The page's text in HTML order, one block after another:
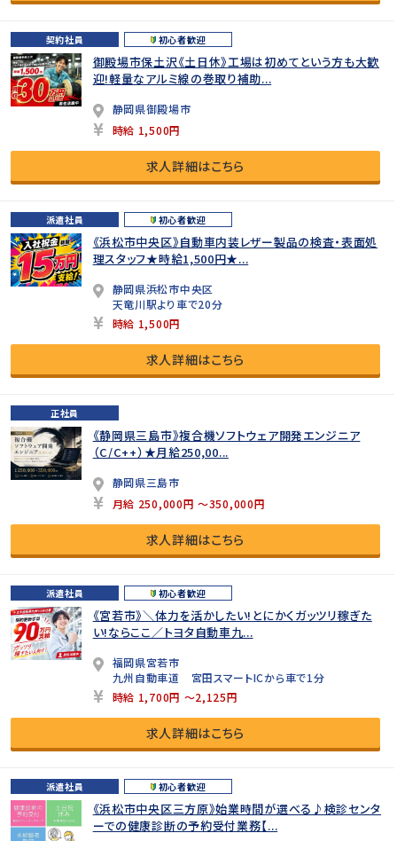
契約社員 初心者歓迎
御殿場市保土沢《土日休》工場は初めてという方も大歓
迎!軽量なアルミ線の巻取り補助...
静岡県御殿場市
時給 1,500円
求人詳細はこちら
派遣社員 初心者歓迎
《浜松市中央区》自動車内装レザー製品の検査・表面処
理スタッフ★時給1,500円★...
静岡県浜松市中央区
天竜川駅より車で20分
時給 1,500円
求人詳細はこちら
正社員
《静岡県三島市》複合機ソフトウェア開発エンジニア
（C/C++）★月給250,00...
静岡県三島市
月給 250,000円 ～350,000円
求人詳細はこちら
派遣社員 初心者歓迎
《宮若市》＼体力を活かしたい!とにかくガッツリ稼ぎた
い!ならここ／トヨタ自動車九...
福岡県宮若市
九州自動車道 宮田スマートICから車で1分
時給 1,700円 ～2,125円
求人詳細はこちら
派遣社員 初心者歓迎
《浜松市中央区三方原》始業時間が選べる♪検診センタ
ーでの健康診断の予約受付業務【...